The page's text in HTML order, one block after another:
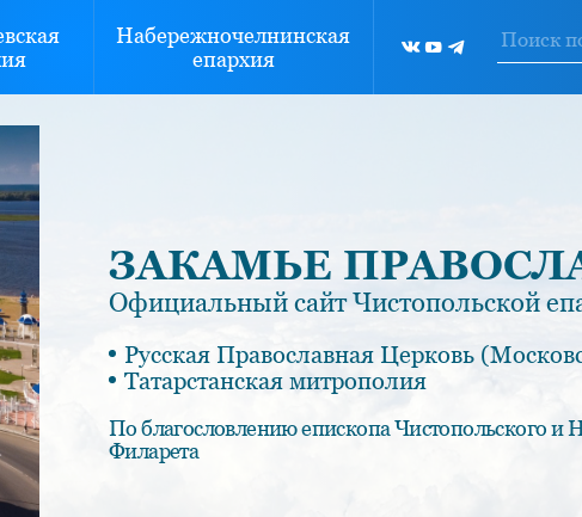
Набережночелнинская
епархия
ЗАКАМЬЕ
Официальный сайт Чистопольской
Русская Православная Церковь
Татарстанская митрополия
По благословлению епископа Чистопольского и
Филарета